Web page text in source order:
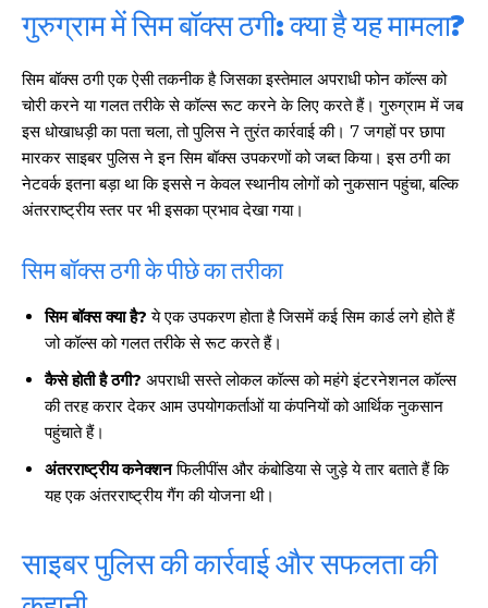
गुरुग्राम में सिम बॉक्स ठगी: क्या है यह मामला?
सिम बॉक्स ठगी एक ऐसी तकनीक है जिसका इस्तेमाल अपराधी फोन कॉल्स को
चोरी करने या गलत तरीके से कॉल्स रूट करने के लिए करते हैं। गुरुग्राम में जब
इस धोखाधड़ी का पता चला, तो पुलिस ने तुरंत कार्रवाई की। 7 जगहों पर छापा
मारकर साइबर पुलिस ने इन सिम बॉक्स उपकरणों को जब्त किया। इस ठगी का
नेटवर्क इतना बड़ा था कि इससे न केवल स्थानीय लोगों को नुकसान पहुंचा, बल्कि
अंतरराष्ट्रीय स्तर पर भी इसका प्रभाव देखा गया।
सिम बॉक्स ठगी के पीछे का तरीका
सिम बॉक्स क्या है? ये एक उपकरण होता है जिसमें कई सिम कार्ड लगे होते हैं
जो कॉल्स को गलत तरीके से रूट करते हैं।
कैसे होती है ठगी? अपराधी सस्ते लोकल कॉल्स को महंगे इंटरनेशनल कॉल्स
की तरह करार देकर आम उपयोगकर्ताओं या कंपनियों को आर्थिक नुकसान
पहुंचाते हैं।
अंतरराष्ट्रीय कनेक्शनफिलीपींस और कंबोडिया से जुड़े ये तार बताते हैं कि
यह एक अंतरराष्ट्रीय गैंग की योजना थी।
साइबर पुलिस की कार्रवाई और सफलता की